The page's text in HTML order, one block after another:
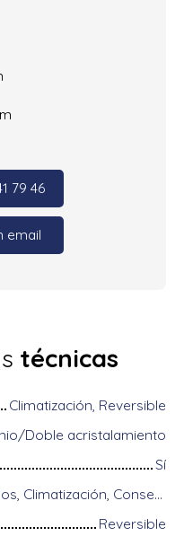
79 46
email
técnicas
Climatización, Reversible
Doble acristalamiento
Sí
Acceso para discapacitados, Climatización, Conserje, Equipos domóticos, Fibra óptica, Guardián, Intercomunicador, Portón motorizado, Puerta blindada, Sistema de alarma, Videófono, Persianas eléctricas
Reversible